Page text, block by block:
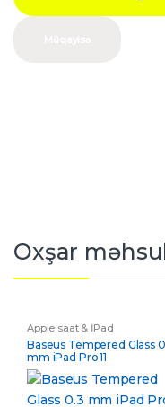
i
Oxşar
Apple saat & İPad
Baseus Tempered Glass
mm iPad Pro 11